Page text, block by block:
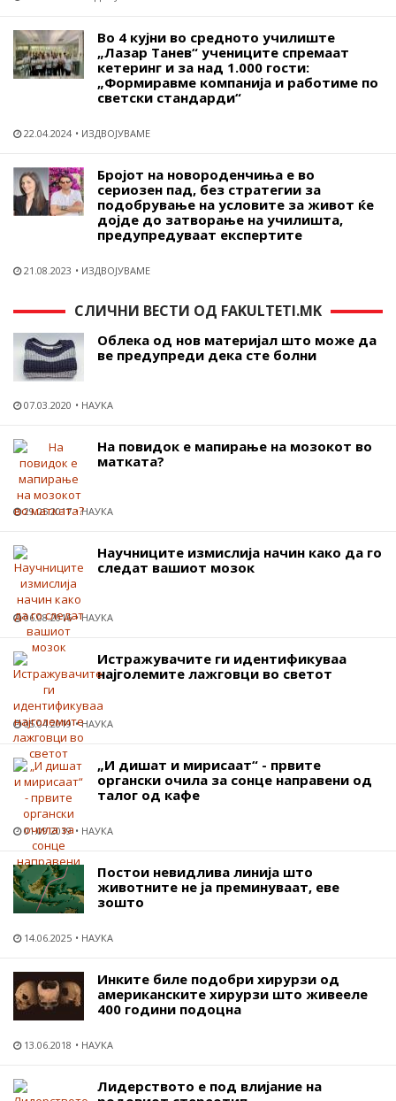
Во 4 кујни во средното училиште
„Лазар Танев“ учениците спремаат
кетеринг и за над 1.000 гости:
„Формиравме компанија и работиме по
светски стандарди“
22.04.2024 ИЗДВОЈУВАМЕ
Бројот на новороденчиња е во
сериозен пад, без стратегии за
подобрување на условите за живот ќе
дојде до затворање на училишта,
предупредуваат експертите
21.08.2023 ИЗДВОЈУВАМЕ
СЛИЧНИ ВЕСТИ ОД FAKULTETI.MK
Облека од нов материјал што може да
ве предупреди дека сте болни
07.03.2020 НАУКА
На повидок е мапирање на мозокот во
матката?
29.05.2017 НАУКА
Научниците измислија начин како да го
следат вашиот мозок
06.08.2016 НАУКА
Истражувачите ги идентификуваа
најголемите лажговци во светот
05.04.2019 НАУКА
„И дишат и мирисаат“ - првите
органски очила за сонце направени од
талог од кафе
01.09.2019 НАУКА
Постои невидлива линија што
животните не ја преминуваат, еве
зошто
14.06.2025 НАУКА
Инките биле подобри хирурзи од
американските хирурзи што живееле
400 години подоцна
13.06.2018 НАУКА
Лидерството е под влијание на